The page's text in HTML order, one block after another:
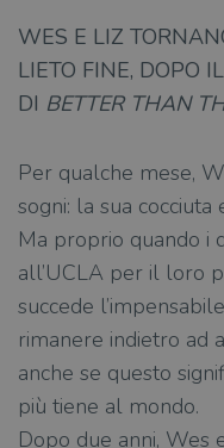
WES E LIZ
LIETO FINE, DOPO
DI BETTER THAN
Per qualche mese,
sogni: la sua cocciuta
Ma proprio quando i
all’UCLA per il loro
succede
rimanere indietro ad
anche se questo
più tiene al mondo.
Dopo due anni, Wes